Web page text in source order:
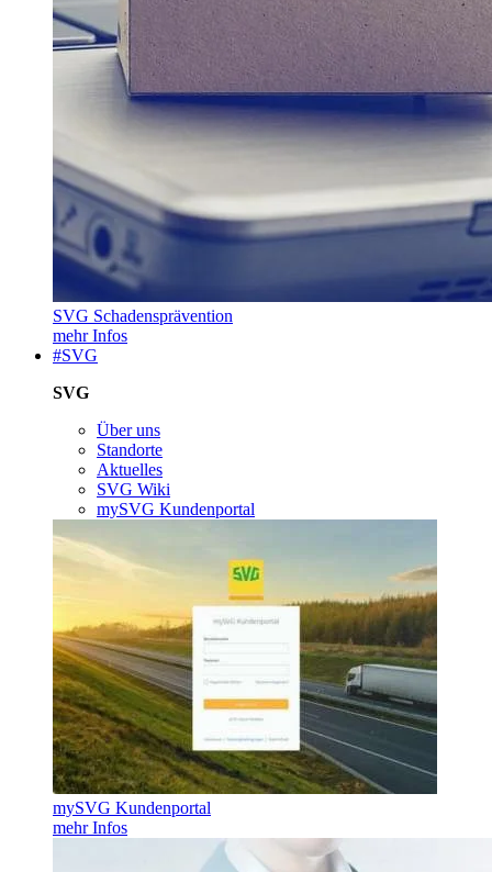
SVG Schadensprävention
mehr Infos
#SVG
SVG
Über uns
Standorte
Aktuelles
SVG Wiki
mySVG Kundenportal
mySVG Kundenportal
mehr Infos